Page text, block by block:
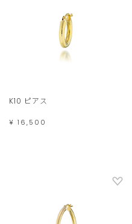
K10 ピアス
¥ 16,500